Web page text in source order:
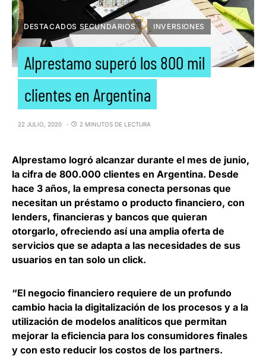
DESTACADOS SECUNDARIOS INVERSIONES
Alprestamo superó los 800 mil
clientes en Argentina
22 JULIO, 2020 2 MINUTOS DE LECTURA
Alprestamo logró alcanzar durante el mes de junio,
la cifra de 800.000 clientes en Argentina. Desde
hace 3 años, la empresa conecta personas que
necesitan un préstamo o producto financiero, con
lenders, financieras y bancos que quieran
otorgarlo, ofreciendo así una amplia oferta de
servicios que se adapta a las necesidades de sus
usuarios en tan solo un click.
“El negocio financiero requiere de un profundo
cambio hacia la digitalización de los procesos y a la
utilización de modelos analíticos que permitan
mejorar la eficiencia para los consumidores finales
y con esto reducir los costos de los partners.